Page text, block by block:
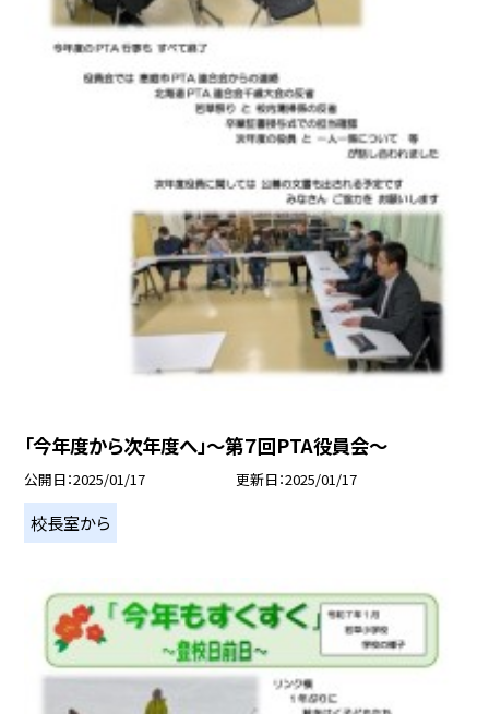
「今年度から次年度へ」～第７回PTA役員会～
公開日 2025/01/17 更新日 2025/01/17
校長室から